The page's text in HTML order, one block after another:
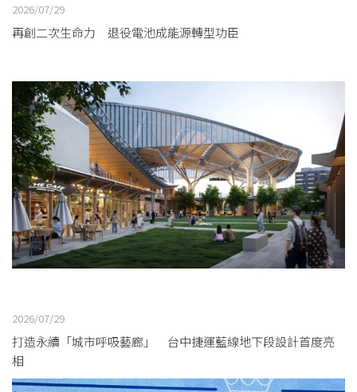
2026/07/29
再創二次生命力 退役電池成能源轉型功臣
2026/07/29
打造永續「城市呼吸藝廊」 台中捷運藍線地下段設計首度亮
相